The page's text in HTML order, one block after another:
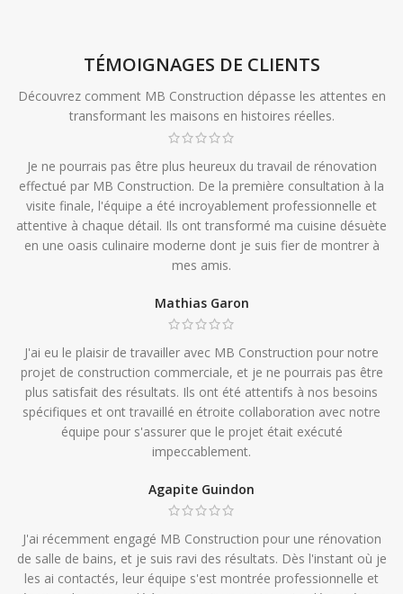
TÉMOIGNAGES DE CLIENTS
Découvrez comment MB Construction dépasse les attentes en
transformant les maisons en histoires réelles.
Je ne pourrais pas être plus heureux du travail de rénovation
effectué par MB Construction. De la première consultation à la
visite finale, l'équipe a été incroyablement professionnelle et
attentive à chaque détail. Ils ont transformé ma cuisine désuète
en une oasis culinaire moderne dont je suis fier de montrer à
mes amis.
Mathias Garon
J'ai eu le plaisir de travailler avec MB Construction pour notre
projet de construction commerciale, et je ne pourrais pas être
plus satisfait des résultats. Ils ont été attentifs à nos besoins
spécifiques et ont travaillé en étroite collaboration avec notre
équipe pour s'assurer que le projet était exécuté
impeccablement.
Agapite Guindon
J'ai récemment engagé MB Construction pour une rénovation
de salle de bains, et je suis ravi des résultats. Dès l'instant où je
les ai contactés, leur équipe s'est montrée professionnelle et